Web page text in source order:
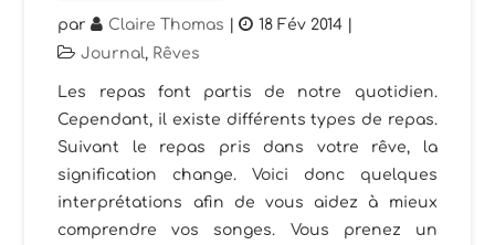
par Claire Thomas | 18 Fév 2014
Journal, Rêves
Les repas font partis de notre quotidien.
Cependant, il existe différents types de repas.
Suivant le repas pris dans votre rêve, la
signification change. Voici donc quelques
interprétations afin de vous aidez à mieux
comprendre vos songes. Vous prenez un